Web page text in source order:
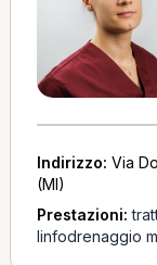
Indirizzo: Via
(MI)
Prestazioni:
linfodrenaggio